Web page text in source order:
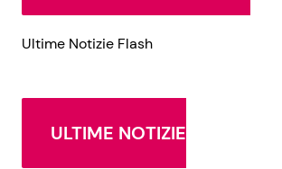
Ultime Notizie Flash
ULTIME NOTIZIE